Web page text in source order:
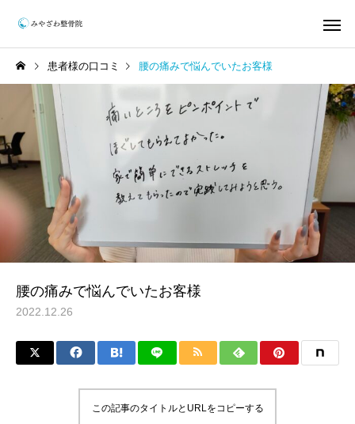
保険施術 整体
患者様の口コミ 腰の痛みで悩んでいたお客様
腰の痛みで悩んでいたお客様
2022.12.26
この記事のタイトルとURLをコピーする